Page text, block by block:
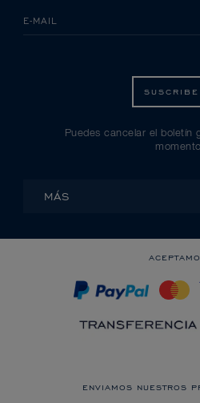
E-MAIL
SUSCRIBE
Puedes cancelar el boletín
MÁS
ENVIAMOS NUESTROS